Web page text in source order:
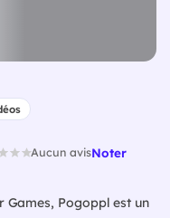
Aucun avisNoter
Games, Pogoppl est un